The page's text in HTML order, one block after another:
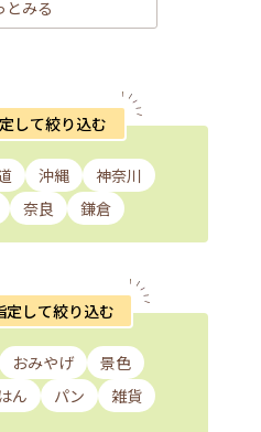
とみる
して絞り込む
沖縄
神奈川
奈良 鎌倉
定して絞り込む
おみやげ
景色
ん パン
雑貨